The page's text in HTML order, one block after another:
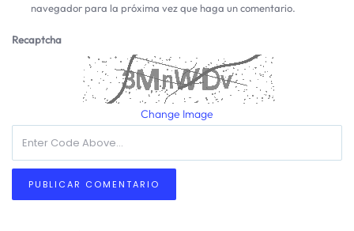
navegador para la próxima vez que haga un comentario.
Recaptcha
Change Image